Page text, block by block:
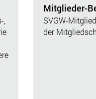
,
Mitglieder-
SVGW-
der